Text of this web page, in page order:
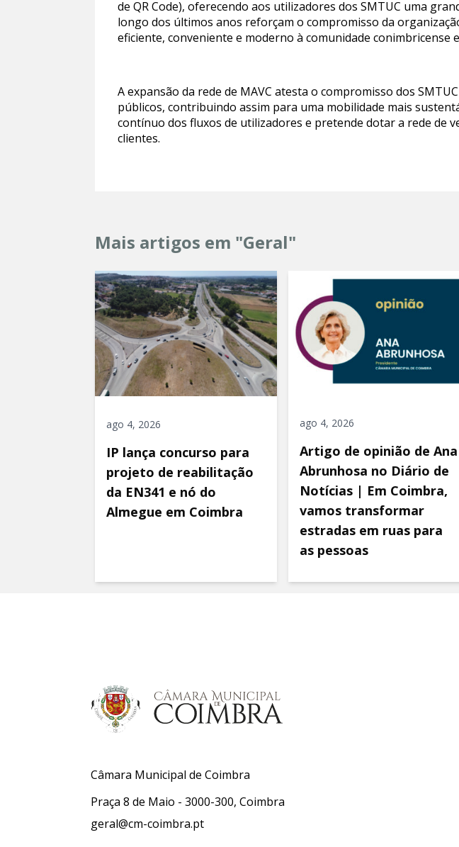
de QR Code), oferecendo aos utilizadores dos SMTUC uma
longo dos últimos anos reforçam o compromisso da
eficiente, conveniente e moderno à comunidade conimbricense
A expansão da rede de MAVC atesta o compromisso dos
públicos, contribuindo assim para uma mobilidade mais
contínuo dos fluxos de utilizadores e pretende dotar a rede de
clientes.
Mais artigos em "Geral"
ago 4, 2026
IP lança concurso para
projeto de reabilitação
da EN341 e nó do
Almegue em Coimbra
ago 4, 2026
Artigo de opinião de Ana
Abrunhosa no Diário de
Notícias | Em Coimbra,
vamos transformar
estradas em ruas para
as pessoas
Câmara Municipal de Coimbra
Praça 8 de Maio - 3000-300, Coimbra
geral@cm-coimbra.pt